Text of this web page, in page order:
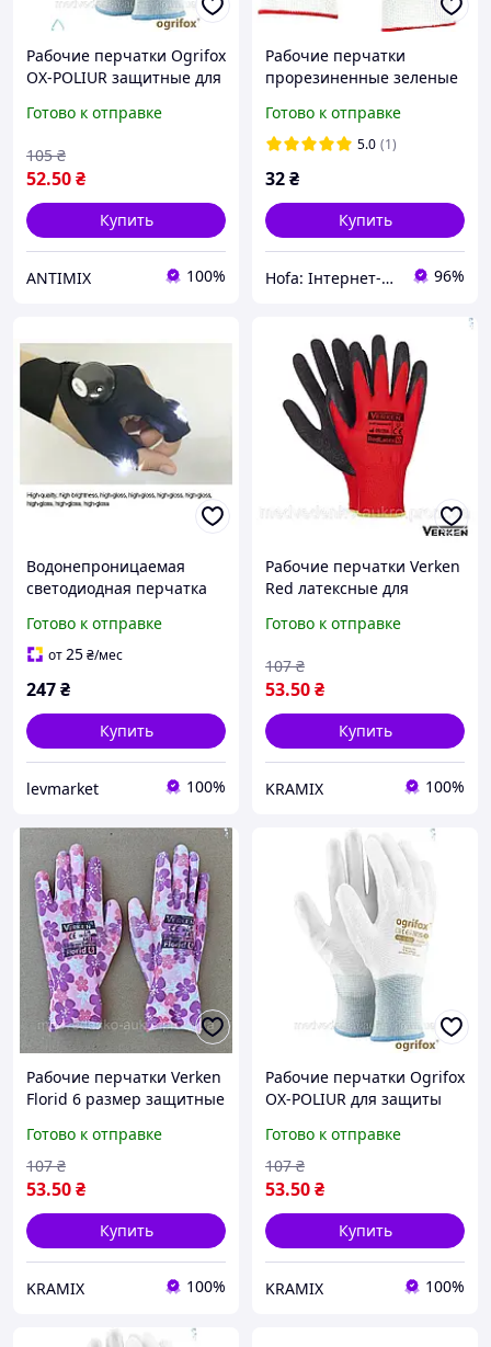
Рабочие перчатки Ogrifox
OX-POLIUR защитные для
из полиуретана размер 7
Готово к отправке
52.50₴
105 ₴
Купить
ANTIMIX 100%
Рабочие перчатки
прорезиненные зеленые
строительные перчатки
Перчатки для ремонта
Готово к отправке
5.0 (1)
32₴
Купить
Hofa: Інтернет-магазин обуви, одежды и товаров для дома! 96%
Водонепроницаемая
светодиодная перчатка
авто, туризма
Готово к отправке
от25₴/мес
247₴
Купить
levmarket 100%
Рабочие перчатки Verken
Red латексные для
строительстве и ремонте
Готово к отправке
53.50₴
107 ₴
Купить
KRAMIX 100%
Рабочие перчатки Verken
Florid 6 размер защитные
строительстве и ремонте
износостойкие
Готово к отправке
53.50₴
107 ₴
Купить
KRAMIX 100%
Рабочие перчатки Ogrifox
OX-POLIUR для защиты
ремонте прочные и
удобные
Готово к отправке
53.50₴
107 ₴
Купить
KRAMIX 100%